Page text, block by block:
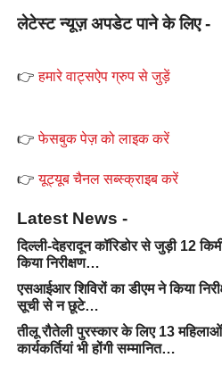
लेटेस्ट न्यूज़ अपडेट पाने के लिए -
👉हमारे वाट्सऐप ग्रुप से जुड़ें
👉फेसबुक पेज़ को लाइक करें
👉यूट्यूब चैनल सब्स्क्राइब करें
Latest News -
दिल्ली-देहरादून कॉरिडोर से जुड़ी 12
किया निरीक्षण…
एसआईआर शिविरों का डीएम ने किया
सूची से न छूटे…
तीलू रौतेली पुरस्कार के लिए 13
कार्यकर्तियां भी होंगी सम्मानित…